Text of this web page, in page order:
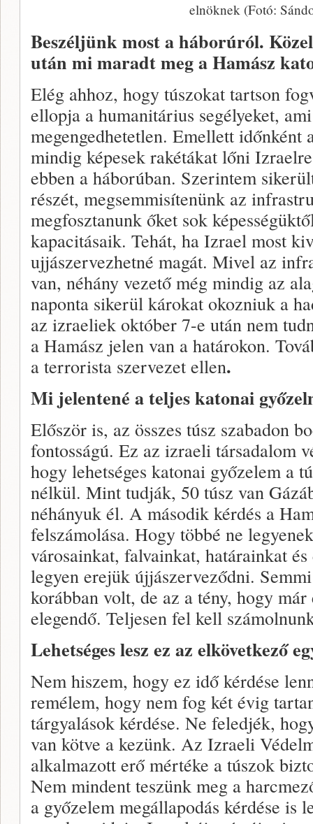
elnöknek (Fotó:
Beszéljünk most a háborúról.
után mi maradt meg a Hamász
Elég ahhoz, hogy túszokat tartson
ellopja a humanitárius segélyeket,
megengedhetetlen. Emellett
mindig képesek rakétákat lőni
ebben a háborúban. Szerintem
részét, megsemmisítenünk az
megfosztanunk őket sok
kapacitásaik. Tehát, ha Izrael most
ujjászervezhetné magát. Mivel az
van, néhány vezető még mindig az
naponta sikerül károkat okozniuk a
az izraeliek október 7-e után nem
a Hamász jelen van a határokon.
a terrorista szervezet ellen.
Mi jelentené a teljes katonai
Először is, az összes túsz szabadon
fontosságú. Ez az izraeli társadalom
hogy lehetséges katonai győzelem a
nélkül. Mint tudják, 50 túsz van
néhányuk él. A második kérdés a
felszámolása. Hogy többé ne
városainkat, falvainkat, határainkat
legyen erejük újjászerveződni.
korábban volt, de az a tény, hogy
elegendő. Teljesen fel kell
Lehetséges lesz ez az elkövetkező
Nem hiszem, hogy ez idő kérdése
remélem, hogy nem fog két évig
tárgyalások kérdése. Ne feledjék,
van kötve a kezünk. Az Izraeli
alkalmazott erő mértéke a túszok
Nem mindent teszünk meg a
a győzelem megállapodás kérdése is